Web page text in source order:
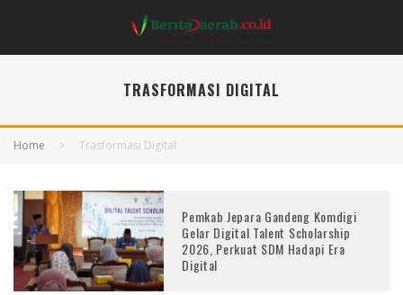
TRASFORMASI DIGITAL
Home Trasformasi Digital
Pemkab Jepara Gandeng Komdigi
Gelar Digital Talent Scholarship
2026, Perkuat SDM Hadapi Era
Digital